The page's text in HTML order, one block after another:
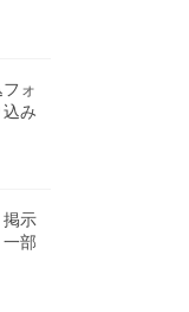
ォ
み
掲示
部